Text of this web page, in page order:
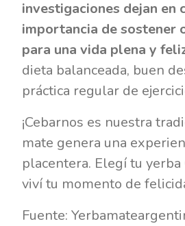
investigaciones dejan en
importancia de sostener
para una vida plena y
dieta balanceada, buen
práctica regular de
¡Cebarnos es nuestra
mate genera una
placentera. Elegí tu
viví tu momento de
Fuente: